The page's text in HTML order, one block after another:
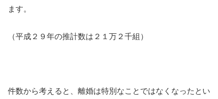
ます。
（平成２９年の推計数は２１万２千組）
件数から考えると、離婚は特別なことではなくなったとい